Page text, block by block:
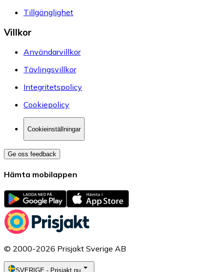
Tillgänglighet
Villkor
Användarvillkor
Tävlingsvillkor
Integritetspolicy
Cookiepolicy
Cookieinställningar
Ge oss feedback
Hämta mobilappen
© 2000-2026 Prisjakt Sverige AB
SVERIGE - Prisjakt.nu